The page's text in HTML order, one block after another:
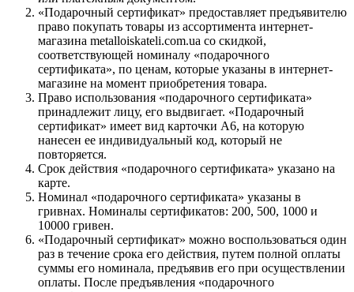
«Подарочный сертификат» предоставляет предъявителю
право покупать товары из ассортимента интернет-
магазина metalloiskateli.com.ua со скидкой,
соответствующей номиналу «подарочного
сертификата», по ценам, которые указаны в интернет-
магазине на момент приобретения товара.
Право использования «подарочного сертификата»
принадлежит лицу, его выдвигает. «Подарочный
сертификат» имеет вид карточки А6, на которую
нанесен ее индивидуальный код, который не
повторяется.
Срок действия «подарочного сертификата» указано на
карте.
Номинал «подарочного сертификата» указаны в
гривнах. Номиналы сертификатов: 200, 500, 1000 и
10000 гривен.
«Подарочный сертификат» можно воспользоваться один
раз в течение срока его действия, путем полной оплаты
суммы его номинала, предъявив его при осуществлении
оплаты. После предъявления «подарочного